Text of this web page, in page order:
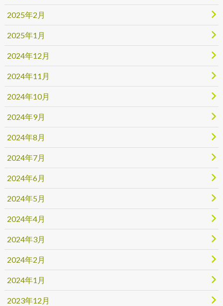
2025年2月
2025年1月
2024年12月
2024年11月
2024年10月
2024年9月
2024年8月
2024年7月
2024年6月
2024年5月
2024年4月
2024年3月
2024年2月
2024年1月
2023年12月